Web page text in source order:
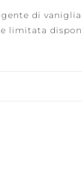
di
limitata